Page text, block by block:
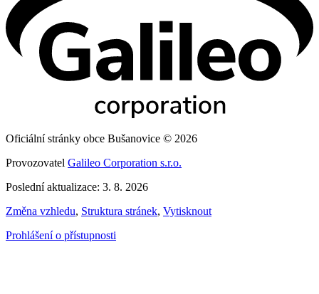
Oficiální stránky obce Bušanovice © 2026
Provozovatel Galileo Corporation s.r.o.
Poslední aktualizace: 3. 8. 2026
Změna vzhledu, Struktura stránek, Vytisknout
Prohlášení o přístupnosti